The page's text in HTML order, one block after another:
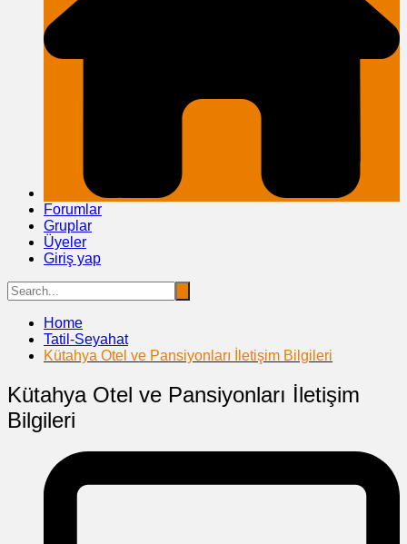
Forumlar
Gruplar
Üyeler
Giriş yap
Home
Tatil-Seyahat
Kütahya Otel ve Pansiyonları İletişim Bilgileri
Kütahya Otel ve Pansiyonları İletişim
Bilgileri